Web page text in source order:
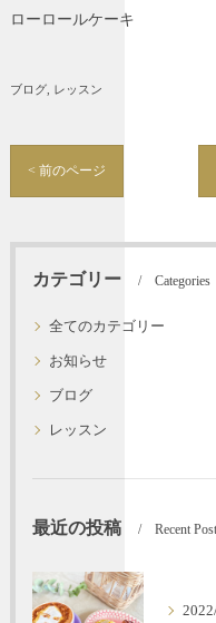
ローロールケーキ
ブログ レッスン
< 前のページ
カテゴリー Categories
全てのカテゴリー
お知らせ
ブログ
レッスン
最近の投稿 Recent